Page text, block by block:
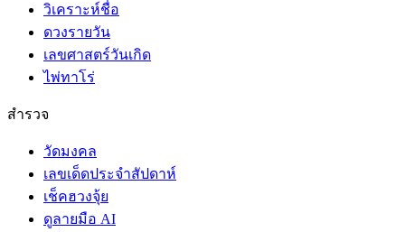
วิเคราะห์ชื่อ
ดวงรายวัน
เลขศาสตร์วันเกิด
ไพ่ทาโร่
สำรวจ
วัดมงคล
เลขเด็ดประจำสัปดาห์
เช็คฮวงจุ้ย
ดูลายมือ AI